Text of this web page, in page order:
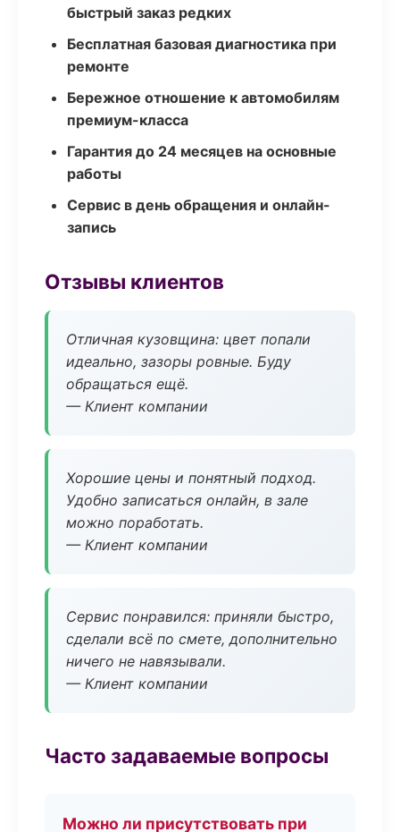
быстрый заказ редких
Бесплатная базовая диагностика при
ремонте
Бережное отношение к автомобилям
премиум-класса
Гарантия до 24 месяцев на основные
работы
Сервис в день обращения и онлайн-
запись
Отзывы клиентов
Отличная кузовщина: цвет попали
идеально, зазоры ровные. Буду
обращаться ещё.
— Клиент компании
Хорошие цены и понятный подход.
Удобно записаться онлайн, в зале
можно поработать.
— Клиент компании
Сервис понравился: приняли быстро,
сделали всё по смете, дополнительно
ничего не навязывали.
— Клиент компании
Часто задаваемые вопросы
Можно ли присутствовать при